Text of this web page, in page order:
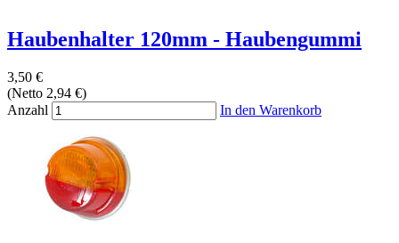
Haubenhalter 120mm - Haubengummi
3,50 €
(Netto 2,94 €)
Anzahl
In den Warenkorb